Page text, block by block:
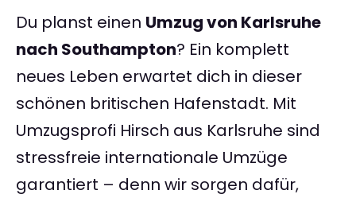
Du planst einen Umzug von Karlsruhe
nach Southampton? Ein komplett
neues Leben erwartet dich in dieser
schönen britischen Hafenstadt. Mit
Umzugsprofi Hirsch aus Karlsruhe sind
stressfreie internationale Umzüge
garantiert – denn wir sorgen dafür,